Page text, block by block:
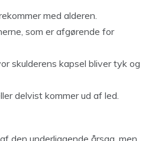
med alderen.
som er afgørende for
skulderens kapsel bliver tyk og
delvist kommer ud af led.
den underliggende årsag, men